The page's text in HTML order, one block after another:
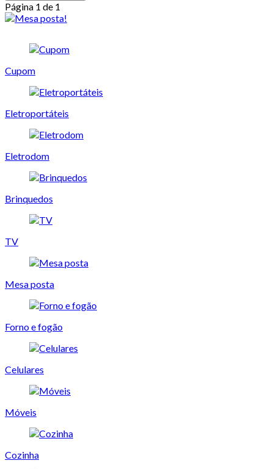
Página 1 de 1
Cupom
Eletroportáteis
Eletrodom
Brinquedos
TV
Mesa posta
Forno e fogão
Celulares
Móveis
Cozinha